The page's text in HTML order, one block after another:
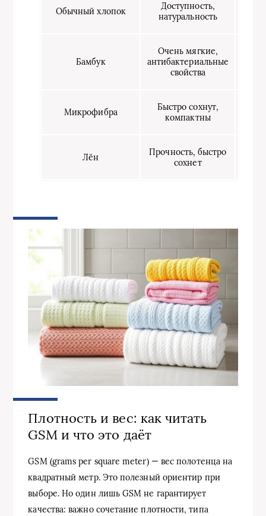
Обычный хлопок
Доступность,
натуральность
Бамбук
Очень мягкие,
антибактериальные
свойства
Микрофибра
Быстро сохнут,
компактны
Лён
Прочность, быстро
сохнет
Плотность и вес: как читать
GSM и что это даёт
GSM (grams per square meter) — вес полотенца на
квадратный метр. Это полезный ориентир при
выборе. Но один лишь GSM не гарантирует
качества: важно сочетание плотности, типа